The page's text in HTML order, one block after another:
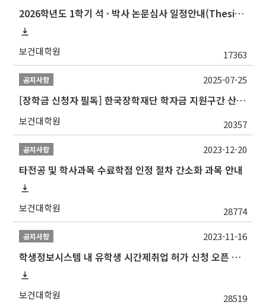
2026학년도 1학기 석 · 박사 논문심사 일정안내(Thesis Defense Schedules)
보건대학원 17363
공지사항
[장학금 신청자 필독] 한국장학재단 학자금 지원구간 산정 권고
보건대학원 20357
2025-07-25
공지사항
타전공 및 학사과목 수료학점 인정 절차 간소화 과목 안내
보건대학원 28774
2023-12-20
공지사항
학생정보시스템 내 유학생 시간제취업 허가 신청 오픈 안내
보건대학원 28519
2023-11-16